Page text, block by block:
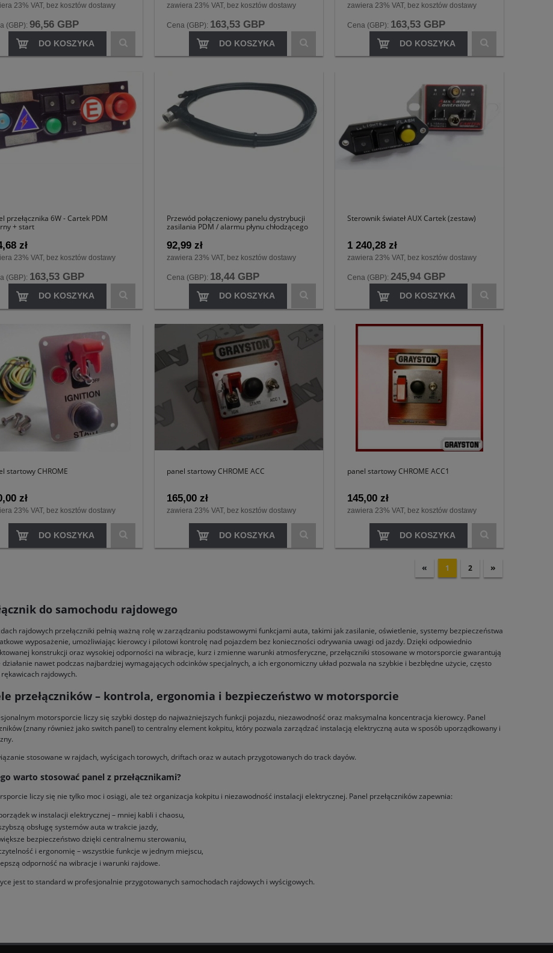
23% VAT, bez kosztów dostawy
(GBP): 96,56 GBP
DO KOSZYKA
zawiera 23% VAT, bez kosztów dostawy
Cena (GBP): 163,53 GBP
DO KOSZYKA
zawiera 23% VAT, bez kosztów dostawy
Cena (GBP): 163,53 GBP
DO KOSZYKA
przełącznika 6W - Cartek PDM
+ start
zł
23% VAT, bez kosztów dostawy
(GBP): 163,53 GBP
DO KOSZYKA
Przewód połączeniowy panelu dystrybucji
zasilania PDM / alarmu płynu chłodzącego
92,99 zł
zawiera 23% VAT, bez kosztów dostawy
Cena (GBP): 18,44 GBP
DO KOSZYKA
Sterownik świateł AUX Cartek (zestaw)
1 240,28 zł
zawiera 23% VAT, bez kosztów dostawy
Cena (GBP): 245,94 GBP
DO KOSZYKA
startowy CHROME
zł
23% VAT, bez kosztów dostawy
DO KOSZYKA
panel startowy CHROME ACC
165,00 zł
zawiera 23% VAT, bez kosztów dostawy
DO KOSZYKA
panel startowy CHROME ACC1
145,00 zł
zawiera 23% VAT, bez kosztów dostawy
DO KOSZYKA
« 1 2 »
do samochodu rajdowego
rajdowych przełączniki pełnią ważną rolę w zarządzaniu podstawowymi funkcjami auta, takimi jak zasilanie, oświetlenie, systemy bezpieczeństwa
wyposażenie, umożliwiając kierowcy i pilotowi kontrolę nad pojazdem bez konieczności odrywania uwagi od jazdy. Dzięki odpowiednio
konstrukcji oraz wysokiej odporności na wibracje, kurz i zmienne warunki atmosferyczne, przełączniki stosowane w motorsporcie gwarantują
nawet podczas najbardziej wymagających odcinków specjalnych, a ich ergonomiczny układ pozwala na szybkie i bezbłędne użycie, często
rajdowych.
przełączników – kontrola, ergonomia i bezpieczeństwo w motorsporcie
motorsporcie liczy się szybki dostęp do najważniejszych funkcji pojazdu, niezawodność oraz maksymalna koncentracja kierowcy. Panel
(znany również jako switch panel) to centralny element kokpitu, który pozwala zarządzać instalacją elektryczną auta w sposób uporządkowany i
stosowane w rajdach, wyścigach torowych, driftach oraz w autach przygotowanych do track dayów.
warto stosować panel z przełącznikami?
liczy się nie tylko moc i osiągi, ale też organizacja kokpitu i niezawodność instalacji elektrycznej. Panel przełączników zapewnia:
w instalacji elektrycznej – mniej kabli i chaosu,
obsługę systemów auta w trakcie jazdy,
bezpieczeństwo dzięki centralnemu sterowaniu,
i ergonomię – wszystkie funkcje w jednym miejscu,
odporność na wibracje i warunki rajdowe.
jest to standard w profesjonalnie przygotowanych samochodach rajdowych i wyścigowych.